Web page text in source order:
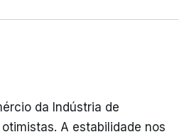
da Indústria de
A estabilidade nos